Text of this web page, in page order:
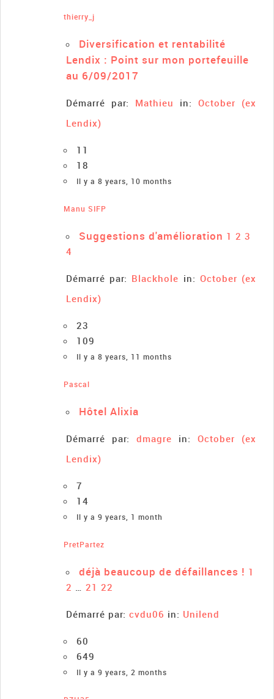
thierry_j
Diversification et rentabilité
Lendix : Point sur mon portefeuille
au 6/09/2017
Démarré par: Mathieu in: October (ex
Lendix)
11
18
Il y a 8 years, 10 months
Manu SIFP
Suggestions d'amélioration 1 2 3
4
Démarré par: Blackhole in: October (ex
Lendix)
23
109
Il y a 8 years, 11 months
Pascal
Hôtel Alixia
Démarré par: dmagre in: October (ex
Lendix)
7
14
Il y a 9 years, 1 month
PretPartez
déjà beaucoup de défaillances ! 1
2 … 21 22
Démarré par: cvdu06 in: Unilend
60
649
Il y a 9 years, 2 months